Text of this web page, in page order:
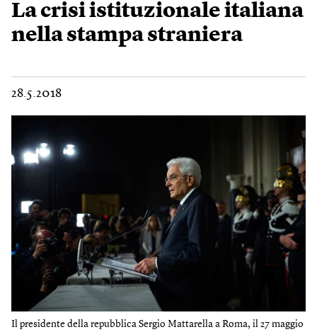
La crisi istituzionale italiana
nella stampa straniera
28.5.2018
Il presidente della repubblica Sergio Mattarella a Roma, il 27 maggio